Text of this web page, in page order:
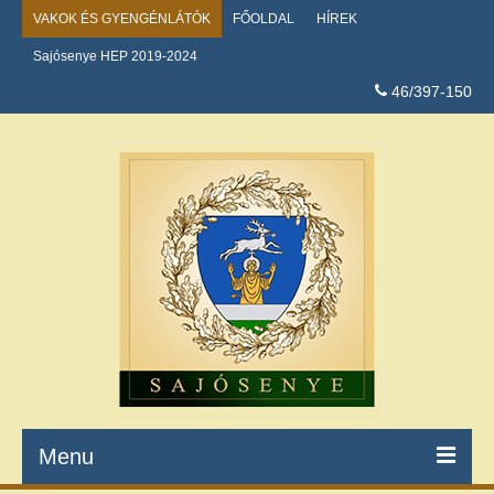
VAKOK ÉS GYENGÉNLÁTÓK FŐOLDAL HÍREK
Sajósenye HEP 2019-2024
46/397-150
Menu